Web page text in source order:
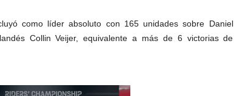
como líder absoluto con 165 unidades sobre Daniel
Collin Veijer, equivalente a más de 6 victorias de